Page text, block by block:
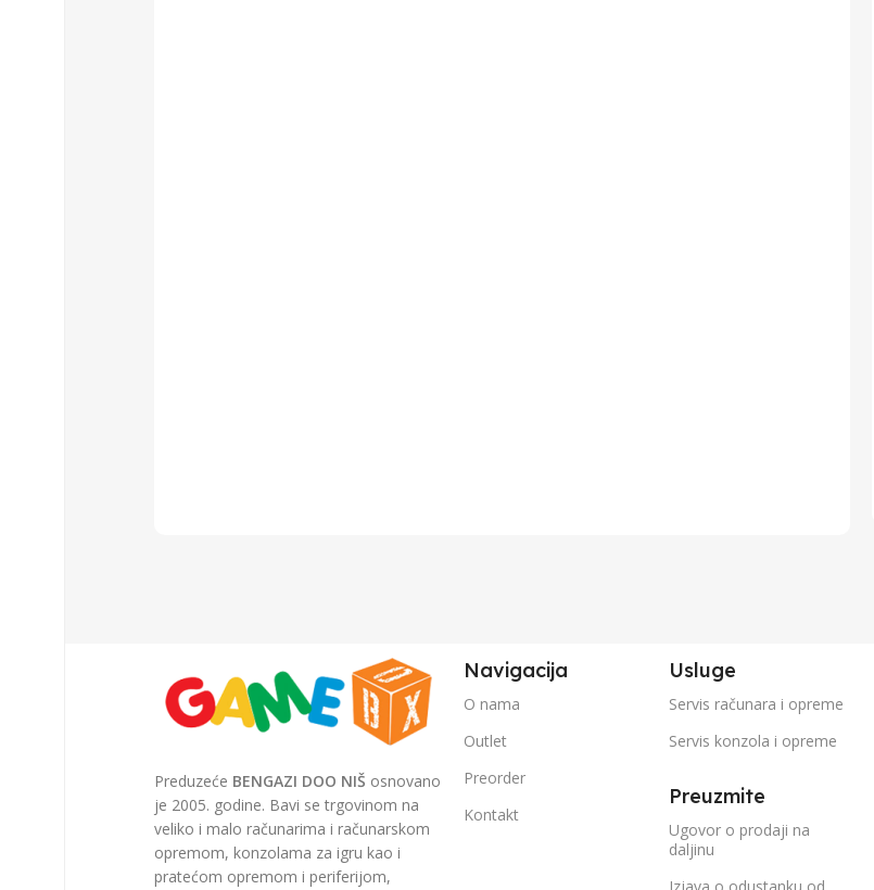
Preduzeće BENGAZI DOO NIŠ osnovano
je 2005. godine. Bavi se trgovinom na
veliko i malo računarima i računarskom
opremom, konzolama za igru kao i
pratećom opremom i periferijom,
Navigacija
O nama
Outlet
Preorder
Kontakt
Usluge
Servis računara i opreme
Servis konzola i opreme
Preuzmite
Ugovor o prodaji na
daljinu